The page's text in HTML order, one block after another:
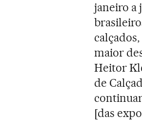
janeiro a
maior
Heitor
de
[das